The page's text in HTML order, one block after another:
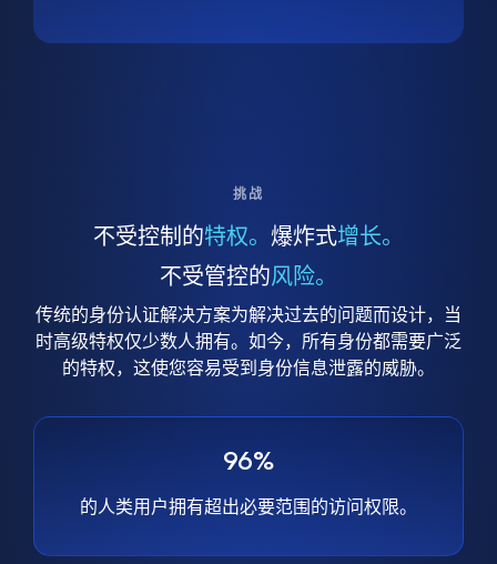
挑战
不受控制的特权。 爆炸式增长。
不受管控的风险。
传统的身份认证解决方案为解决过去的问题而设计，当
时高级特权仅少数人拥有。如今，所有身份都需要广泛
的特权，这使您容易受到身份信息泄露的威胁。
96%
的人类用户拥有超出必要范围的访问权限。